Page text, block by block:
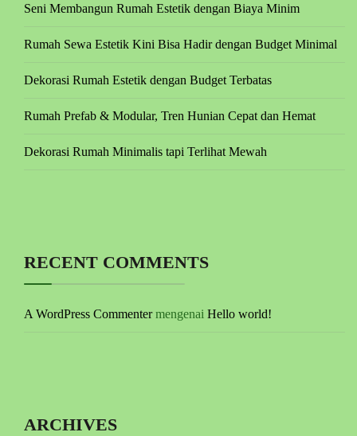
Seni Membangun Rumah Estetik dengan Biaya Minim
Rumah Sewa Estetik Kini Bisa Hadir dengan Budget Minimal
Dekorasi Rumah Estetik dengan Budget Terbatas
Rumah Prefab & Modular, Tren Hunian Cepat dan Hemat
Dekorasi Rumah Minimalis tapi Terlihat Mewah
RECENT COMMENTS
A WordPress Commentermengenai Hello world!
ARCHIVES